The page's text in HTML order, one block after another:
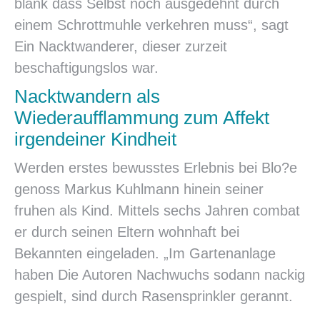
blank dass Selbst noch ausgedehnt durch
einem Schrottmuhle verkehren muss“, sagt
Ein Nacktwanderer, dieser zurzeit
beschaftigungslos war.
Nacktwandern als
Wiederaufflammung zum Affekt
irgendeiner Kindheit
Werden erstes bewusstes Erlebnis bei Blo?e
genoss Markus Kuhlmann hinein seiner
fruhen als Kind. Mittels sechs Jahren combat
er durch seinen Eltern wohnhaft bei
Bekannten eingeladen. „Im Gartenanlage
haben Die Autoren Nachwuchs sodann nackig
gespielt, sind durch Rasensprinkler gerannt.